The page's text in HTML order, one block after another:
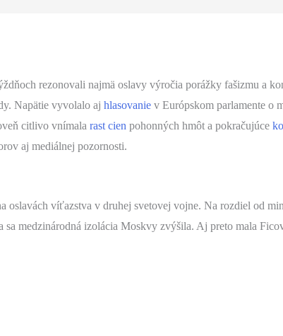
rezonovali najmä oslavy výročia porážky fašizmu a
Napätie vyvolalo aj hlasovaniev Európskom parlamente o
citlivo vnímala rast cien pohonných hmôt a pokračujúce
aj mediálnej pozornosti.
oslavách víťazstva v druhej svetovej vojne. Na rozdiel od
medzinárodná izolácia Moskvy zvýšila. Aj preto mala